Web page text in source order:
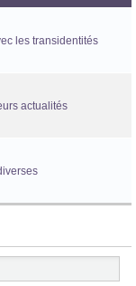
les transidentités
actualités